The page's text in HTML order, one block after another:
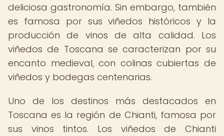
deliciosa gastronomía. Sin embargo, también
es famosa por sus viñedos históricos y la
producción de vinos de alta calidad. Los
viñedos de Toscana se caracterizan por su
encanto medieval, con colinas cubiertas de
viñedos y bodegas centenarias.
Uno de los destinos más destacados en
Toscana es la región de Chianti, famosa por
sus vinos tintos. Los viñedos de Chianti